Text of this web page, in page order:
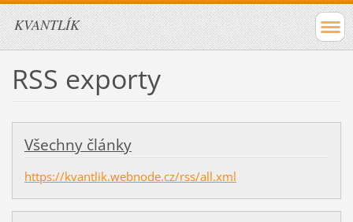
KVANTLÍK
RSS exporty
Všechny články
https://kvantlik.webnode.cz/rss/all.xml